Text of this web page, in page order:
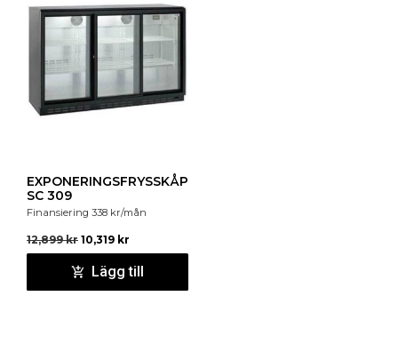
EXPONERINGSFRYSSKÅP
SC 309
Finansiering 338 kr/mån
12,899kr 10,319 kr
Lägg till